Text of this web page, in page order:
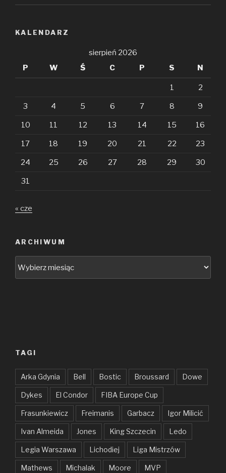
KALENDARZ
sierpień 2026
P
W Ś C P S N
1 2
3 4 5 6 7 8 9
10 11 12 13 14 15 16
17 18 19 20 21 22 23
24 25 26 27 28 29 30
31
« cze
ARCHIWUM
TAGI
Arka Gdynia Bell Bostic Broussard Dowe
Dykes El Condor FIBA Europe Cup
Frasunkiewicz Freimanis Garbacz Igor Milicić
Ivan Almeida Jones King Szczecin Ledo
Legia Warszawa Lichodiej Liga Mistrzów
Mathews Michalak Moore MVP